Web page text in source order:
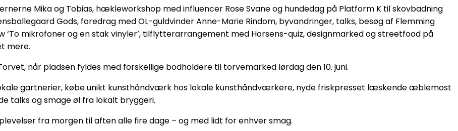
Mika og Tobias, hækleworkshop med influencer Rose Svane og hundedag på Platform K til skovbadning
Gods, foredrag med OL-guldvinder Anne-Marie Rindom, byvandringer, talks, besøg af Flemming
‘To mikrofoner og en stak vinyler’, tilflytterarrangement med Horsens-quiz, designmarked og streetfood på
mere.
når pladsen fyldes med forskellige bodholdere til torvemarked lørdag den 10. juni.
gartnerier, købe unikt kunsthåndværk hos lokale kunsthåndværkere, nyde friskpresset læskende æblemost
talks og smage øl fra lokalt bryggeri.
fra morgen til aften alle fire dage – og med lidt for enhver smag.